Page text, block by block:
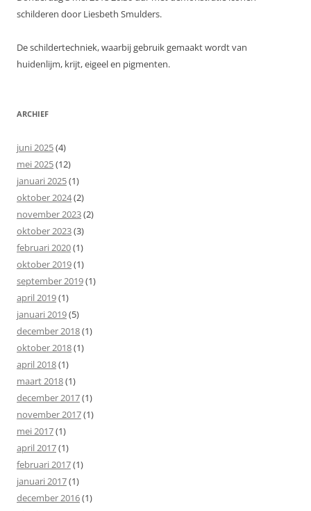
schilderen door Liesbeth Smulders.
De schildertechniek, waarbij gebruik gemaakt wordt van
huidenlijm, krijt, eigeel en pigmenten.
ARCHIEF
juni 2025(4)
mei 2025(12)
januari 2025(1)
oktober 2024(2)
november 2023(2)
oktober 2023(3)
februari 2020(1)
oktober 2019(1)
september 2019(1)
april 2019(1)
januari 2019(5)
december 2018(1)
oktober 2018(1)
april 2018(1)
maart 2018(1)
december 2017(1)
november 2017(1)
mei 2017(1)
april 2017(1)
februari 2017(1)
januari 2017(1)
december 2016(1)